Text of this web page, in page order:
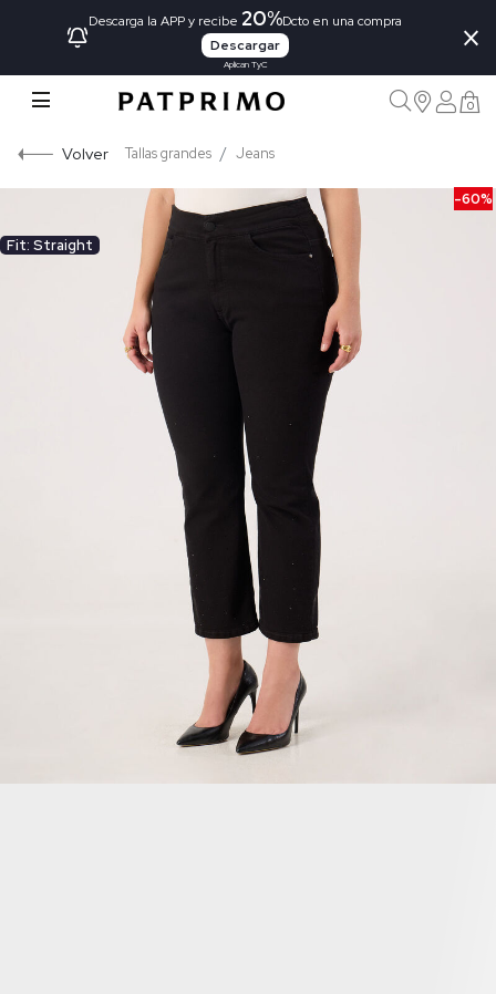
Descarga la APP y recibe 20%Dcto en una compra
Descargar
Aplican TyC
×
0
Volver Tallas grandes Jeans
-60%
Fit: Straight